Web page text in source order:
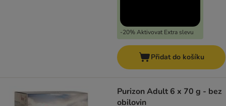
-20% Aktivovat Extra slevu
Přidat do košíku
Purizon Adult 6 x 70 g - bez
obilovin